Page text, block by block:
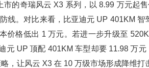
的奇瑞风云 X3 系列，以 8.99 万元起售
线。对比来看，比亚迪元 UP 401KM 智
价格低出 1 万元。若进一步升级至
元 UP 顶配 401KM 车型却要 11.98 万
略，让风云 X3 在 10 万级市场形成降维打